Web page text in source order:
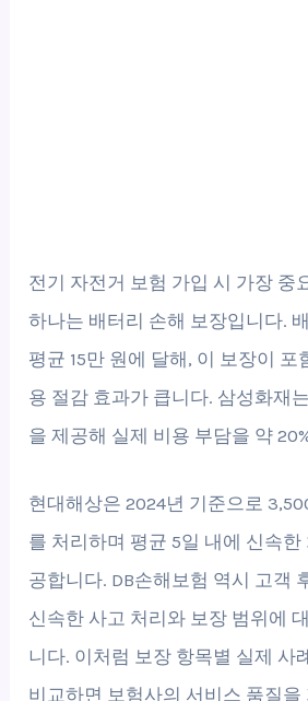
전기 자전거 보험 가입 시 가장 중
하나는 배터리 손해 보장입니다.
평균 15만 원에 달해, 이 보장이 포
용 절감 효과가 큽니다. 삼성화재
을 제공해 실제 비용 부담을 약
현대해상은 2024년 기준으로
를 처리하며 평균 5일 내에 신속한
공합니다. DB손해보험 역시 고객
신속한 사고 처리와 보장 범위에
니다. 이처럼 보장 항목별 실제 사
비교하면 보험사의 서비스 품질을